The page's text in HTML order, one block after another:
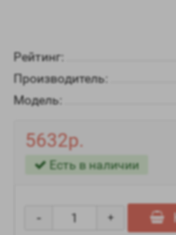
Рейтинг:
Производитель:
Модель:
5632р.
Есть в наличии
+
-